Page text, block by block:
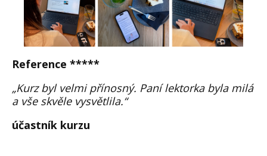
Reference *****
„Kurz byl velmi přínosný. Paní lektorka byla milá
a vše skvěle vysvětlila.“
účastník kurzu